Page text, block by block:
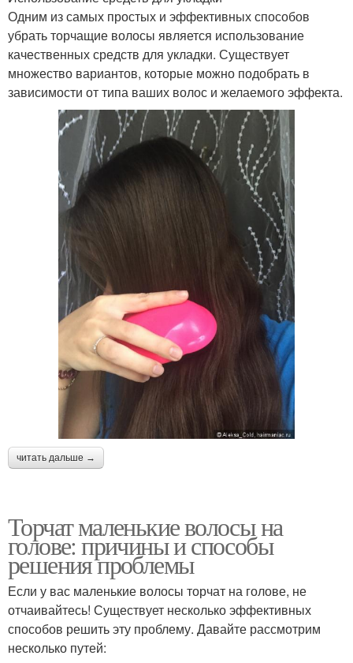
Одним из самых простых и эффективных способов
убрать торчащие волосы является использование
качественных средств для укладки. Существует
множество вариантов, которые можно подобрать в
зависимости от типа ваших волос и желаемого эффекта.
читать дальше →
Торчат маленькие волосы на
голове: причины и способы
решения проблемы
Если у вас маленькие волосы торчат на голове, не
отчаивайтесь! Существует несколько эффективных
способов решить эту проблему. Давайте рассмотрим
несколько путей: